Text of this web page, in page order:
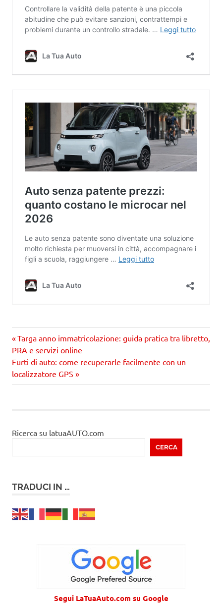
Navigazione
articoli
Precedente
articolo:
Targa anno immatricolazione: guida pratica tra libretto,
PRA e servizi online
Prossimo
articolo
Furti di auto: come recuperarle facilmente con un
localizzatore GPS
Ricerca su latuaAUTO.com
CERCA
TRADUCI IN …
Segui LaTuaAuto.com su Google